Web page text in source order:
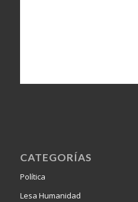
CATEGORÍAS
Política
Lesa Humanidad